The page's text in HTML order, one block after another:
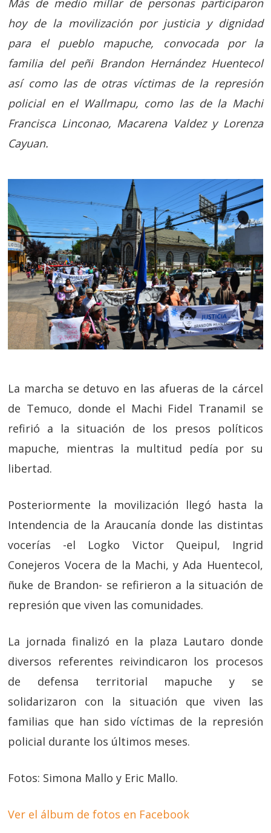
Más de medio millar de personas participaron
hoy de la movilización por justicia y dignidad
para el pueblo mapuche, convocada por la
familia del peñi Brandon Hernández Huentecol
así como las de otras víctimas de la represión
policial en el Wallmapu, como las de la Machi
Francisca Linconao, Macarena Valdez y Lorenza
Cayuan.
La marcha se detuvo en las afueras de la cárcel
de Temuco, donde el Machi Fidel Tranamil se
refirió a la situación de los presos políticos
mapuche, mientras la multitud pedía por su
libertad.
Posteriormente la movilización llegó hasta la
Intendencia de la Araucanía donde las distintas
vocerías -el Logko Victor Queipul, Ingrid
Conejeros Vocera de la Machi, y Ada Huentecol,
ñuke de Brandon- se refirieron a la situación de
represión que viven las comunidades.
La jornada finalizó en la plaza Lautaro donde
diversos referentes reivindicaron los procesos
de defensa territorial mapuche y se
solidarizaron con la situación que viven las
familias que han sido víctimas de la represión
policial durante los últimos meses.
Fotos: Simona Mallo y Eric Mallo.
Ver el álbum de fotos en Facebook